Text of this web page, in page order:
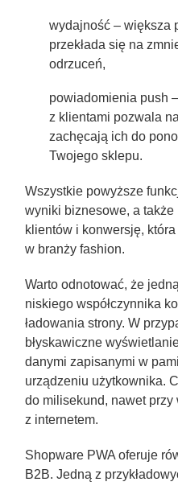
wydajność – większa
przekłada się na
odrzuceń,
powiadomienia push
z klientami pozwala
zachęcają ich do
Twojego sklepu.
Wszystkie powyższe
wyniki biznesowe, a
klientów i konwersję,
w branży fashion.
Warto odnotować, że
niskiego współczynnika
ładowania strony. W
błyskawiczne
danymi zapisanymi w
urządzeniu użytkownika.
do milisekund, nawet przy
z internetem.
Shopware PWA oferuje
B2B.Jedną z